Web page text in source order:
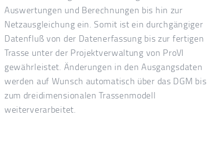
Auswertungen und Berechnungen bis hin zur
Netzausgleichung ein. Somit ist ein durchgängiger
Datenfluß von der Datenerfassung bis zur fertigen
Trasse unter der Projektverwaltung von ProVI
gewährleistet. Änderungen in den Ausgangsdaten
werden auf Wunsch automatisch über das DGM bis
zum dreidimensionalen Trassenmodell
weiterverarbeitet.